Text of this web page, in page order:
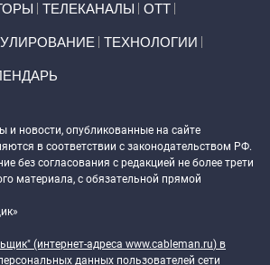
ТЕЛЕКАНАЛЫ ОТТ
ТЕХНОЛОГИИ
и новости, опубликованные на сайте
в соответствии с законодательством РФ.
без согласования с редакцией не более трети
материала, с обязательной прямой
(интернет-адреса www.cableman.ru) в
данных пользователей сети